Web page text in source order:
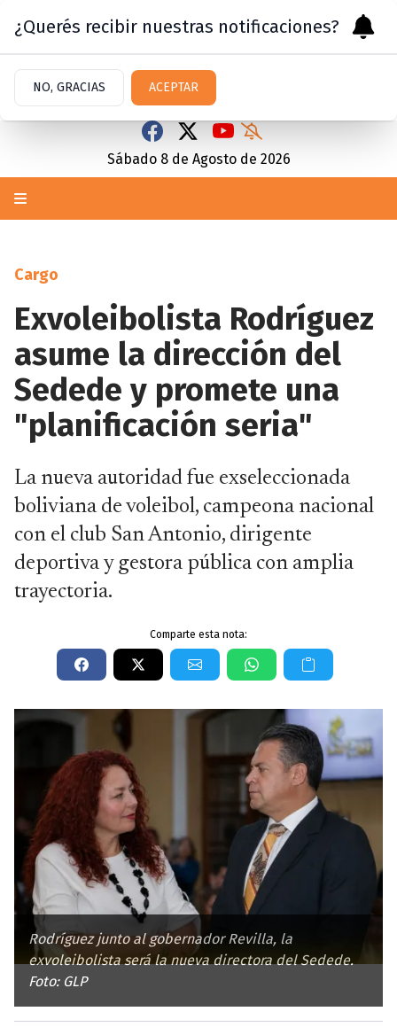
Sábado 8 de Agosto de 2026
Cargo
Exvoleibolista Rodríguez
asume la dirección del
Sedede y promete una
"planificación seria"
La nueva autoridad fue exseleccionada
boliviana de voleibol, campeona nacional
con el club San Antonio, dirigente
deportiva y gestora pública con amplia
trayectoria.
Comparte esta nota:
Rodríguez junto al gobernador Revilla, la
exvoleibolista será la nueva directora del Sedede.
Foto: GLP
¿Querés recibir nuestras notificaciones?
NO, GRACIAS ACEPTAR